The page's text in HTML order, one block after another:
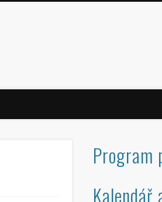
Program